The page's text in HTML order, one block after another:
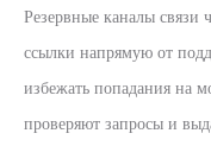
Резервные каналы связи
ссылки напрямую от
избежать попадания на
проверяют запросы и